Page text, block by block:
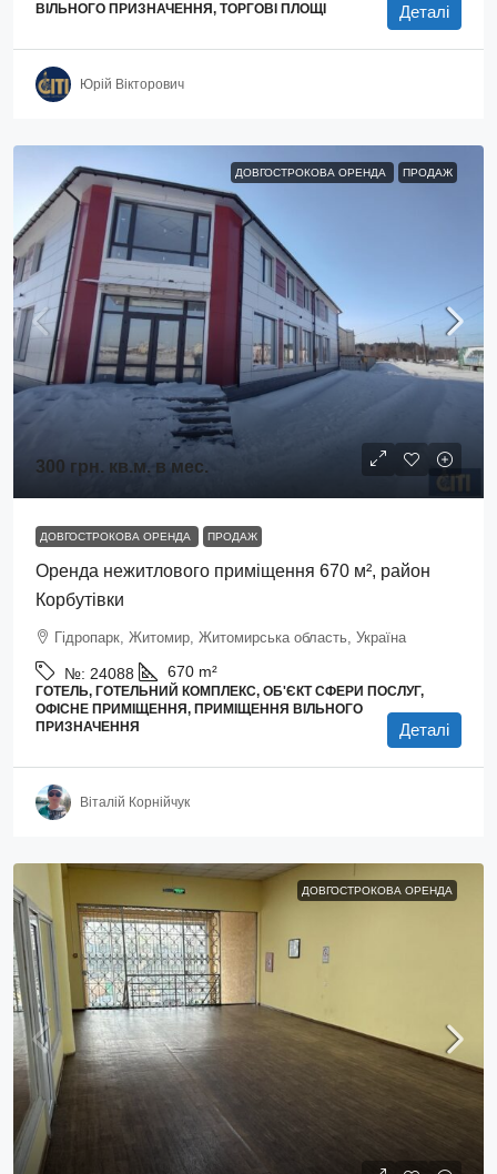
ВІЛЬНОГО ПРИЗНАЧЕННЯ, ТОРГОВІ ПЛОЩІ
Деталі
Юрій Вікторович
ДОВГОСТРОКОВА ОРЕНДА ПРОДАЖ
300 грн. кв.м. в мес.
ДОВГОСТРОКОВА ОРЕНДА ПРОДАЖ
Оренда нежитлового приміщення 670 м², район
Корбутівки
Гідропарк, Житомир, Житомирська область, Україна
№: 24088 670 m²
ГОТЕЛЬ, ГОТЕЛЬНИЙ КОМПЛЕКС, ОБ'ЄКТ СФЕРИ ПОСЛУГ,
ОФІСНЕ ПРИМІЩЕННЯ, ПРИМІЩЕННЯ ВІЛЬНОГО
ПРИЗНАЧЕННЯ
Деталі
Віталій Корнійчук
ДОВГОСТРОКОВА ОРЕНДА